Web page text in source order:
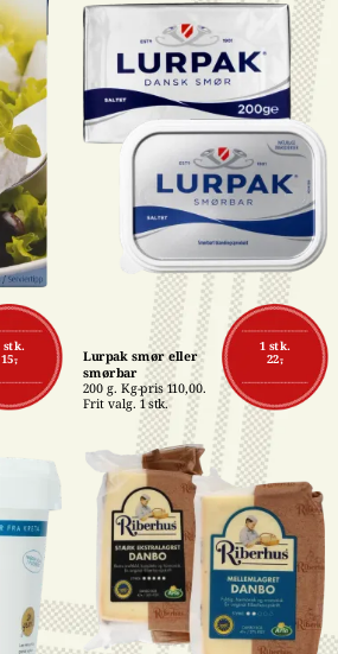
stk.
15,-
1 stk.
22,-
Lurpak smør eller
smørbar
200 g. Kg-pris 110,00.
Frit valg. 1 stk.